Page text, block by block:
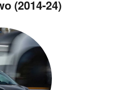
(2014-24)